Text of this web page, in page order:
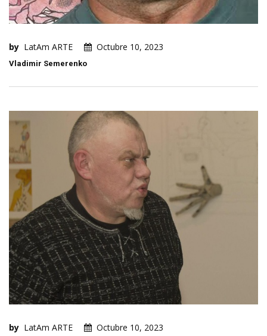
by LatAm ARTE Octubre 10, 2023
Vladimir Semerenko
by LatAm ARTE Octubre 10, 2023